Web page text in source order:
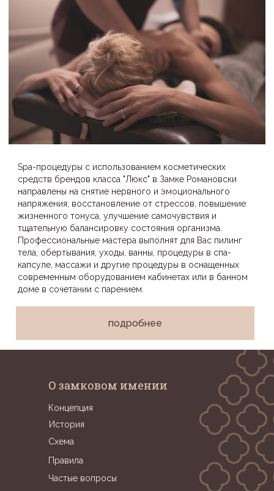
Spa-процедуры с использованием косметических
средств брендов класса "Люкс" в Замке Романовски
направлены на снятие нервного и эмоционального
напряжения, восстановление от стрессов, повышение
жизненного тонуса, улучшение самочувствия и
тщательную балансировку состояния организма.
Профессиональные мастера выполнят для Вас пилинг
тела, обертывания, уходы, ванны, процедуры в спа-
капсуле, массажи и другие процедуры в оснащенных
современным оборудованием кабинетах или в банном
доме в сочетании с парением.
подробнее
О замковом имении
Концепция
История
Схема
Правила
Частые вопросы